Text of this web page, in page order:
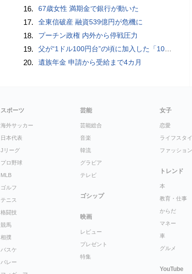
16. 67歳女性 満期金で銀行が動いた
17. 全東信破産 融資539億円が危機に
18. プーチン政権 内外から停戦圧力
19. 父が“1ドル100円台”の頃に加入した「1000万円の外貨建て保険」が、円安で「評価額1610万円」に…“相続税額”はいくら増えますか？ 死後も税金が動くケースとは
20. 遺族年金 申請から受給まで4カ月
スポーツ
海外サッカー
日本代表
Jリーグ
プロ野球
MLB
ゴルフ
テニス
格闘技
競馬
相撲
バスケ
バレー
芸能
芸能総合
音楽
韓流
グラビア
テレビ
ゴシップ
映画
レビュー
プレゼント
特集
女子
恋愛
ライフスタ
ファッション
トレンド
本
教育・仕事
からだ
マネー
車
グルメ
YouTube